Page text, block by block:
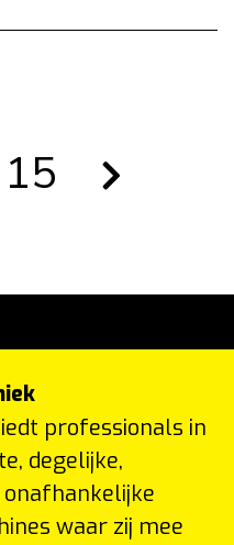
15
professionals in
degelijke,
waar zij mee